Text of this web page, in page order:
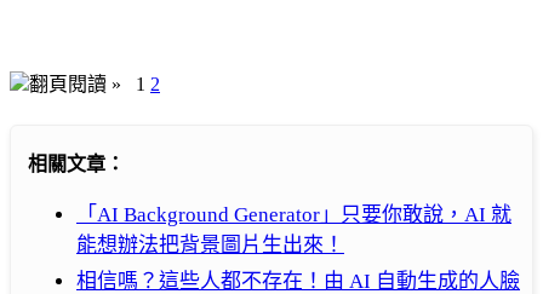
翻頁閱讀 » 1 2
相關文章：
「AI Background Generator」只要你敢說，AI 就
能想辦法把背景圖片生出來！
相信嗎？這些人都不存在！由 AI 自動生成的人臉